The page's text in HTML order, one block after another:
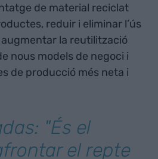
de material reciclat
reduir i eliminar l’ús
la reutilització
nous models de negoci i
de producció més neta i
"És el
el repte